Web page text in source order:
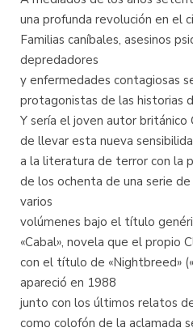
una profunda revolución en el
Familias caníbales, asesinos
depredadores
y enfermedades contagiosas
protagonistas de las historias
Y sería el joven autor británico
de llevar esta nueva
a la literatura de terror con la
de los ochenta de una serie
varios
volúmenes bajo el título
«Cabal», novela que el propio
con el título de «Nightbreed»
apareció en 1988
junto con los últimos relatos
como colofón de la aclamada